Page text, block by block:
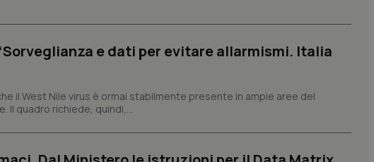
e dati per evitare allarmismi. Italia
il West Nile virus è ormai stabilmente presente in ampie aree del
Il quadro richiede, quindi,...
a rendere fruibile il sito web abilitandone funzionalità di base quali la navigazione sulle pagine
del sito. Il sito web non è in grado di funzionare correttamente senza questi cookie.
Fornitore/Dominio Scadenza
Descrizione
YouTube
5 mesi 4
Questo cookie viene utilizzato per memorizzare le